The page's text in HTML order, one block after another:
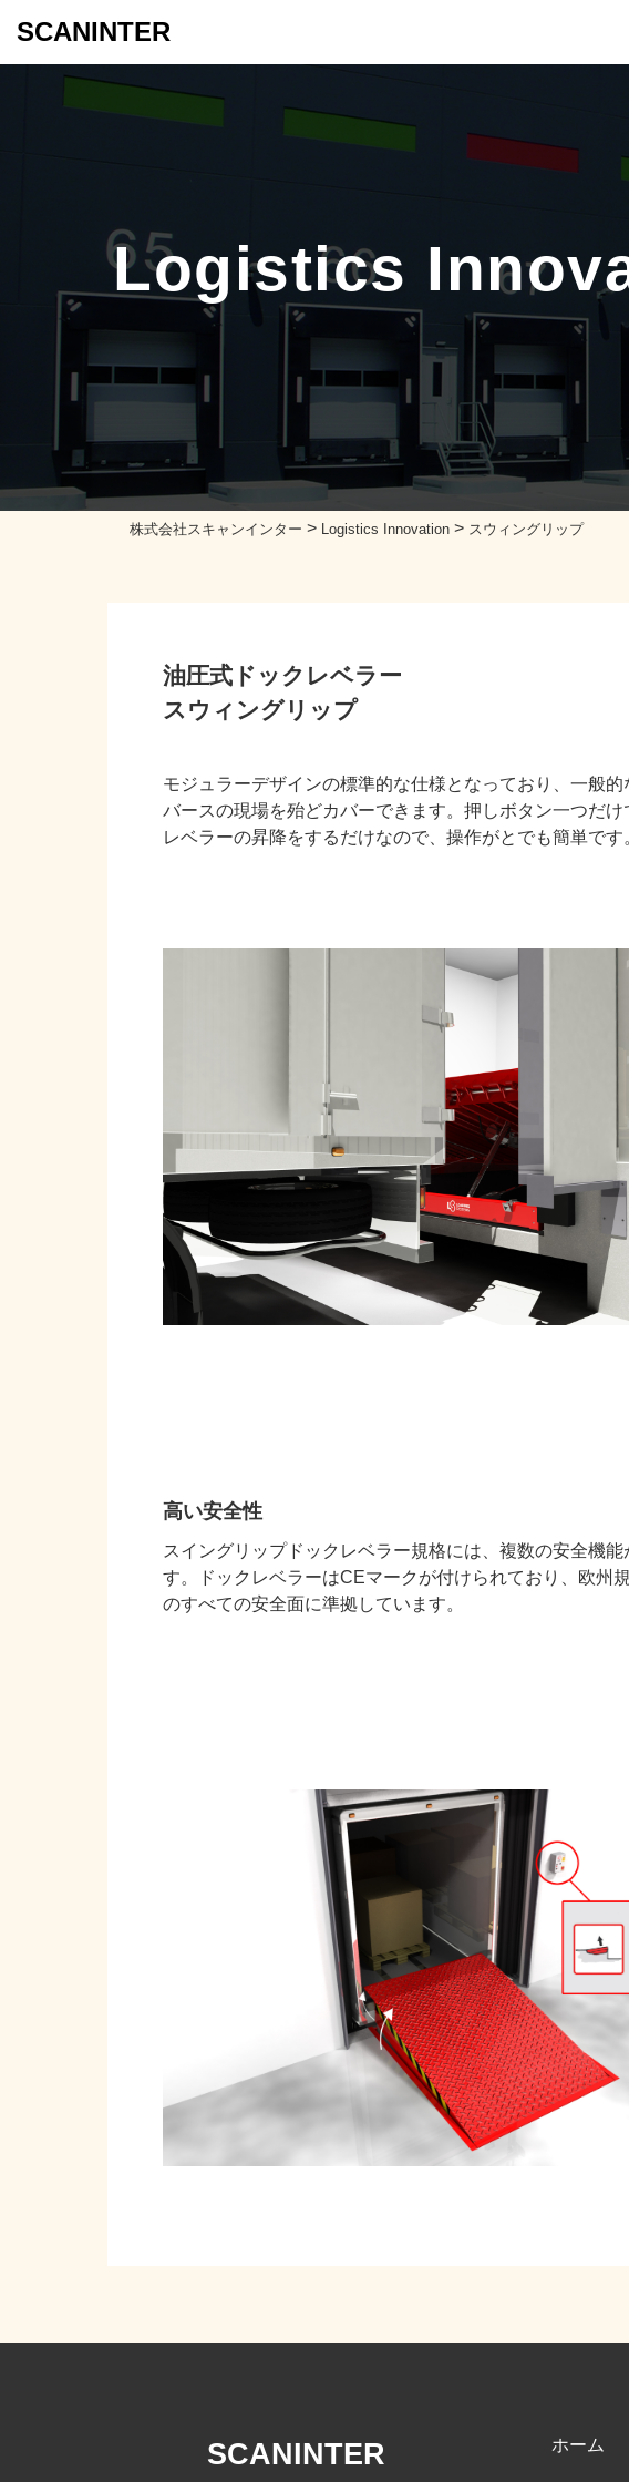
SCANINTER
Logistics
株式会社スキャンインター > Logistics Innovation > スウィングリップ
油圧式ドックレベラー
スウィングリップ
モジュラーデザインの標準的な仕様となっており、一般的
バースの現場を殆どカバーできます。押しボタン一つだけ
レベラーの昇降をするだけなので、操作がとでも簡単です
高い安全性
スイングリップドックレベラー規格には、複数の安全機能
す。ドックレベラーはCEマークが付けられており、欧州
のすべての安全面に準拠しています。
SCANINTER ホーム